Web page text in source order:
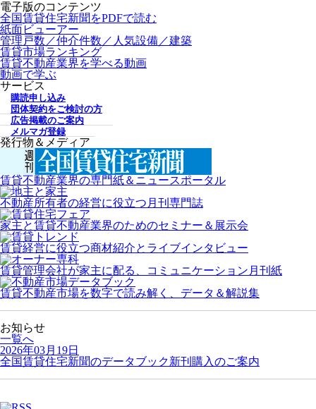
電子版のコンテンツ
全国賃貸住宅新聞をPDFで読む
紙面ビューアー
管理戸数／仲介件数／人気設備／建築
賃貸市場ランキング
賃貸不動産業界を学べる動画
動画で学ぶ
サービス
購読申し込み
団体契約をご検討の方
広告掲載のご案内
メルマガ登録
発行物＆メディア
賃貸不動産業界の専門紙＆ニュースポータル
不動産所有者の経営に役立つ月刊専門誌
家主と賃貸不動産業界のためのセミナー＆展示会
賃貸経営に役立つ商材紹介とライブインタビュー
賃貸管理会社が家主に配る、コミュニケーション月刊紙
賃貸不動産市場を数字で読み解く、データ＆解説集
お知らせ
一覧へ
2026年03月19日
全国賃貸住宅新聞のデータブック新刊購入のご案内